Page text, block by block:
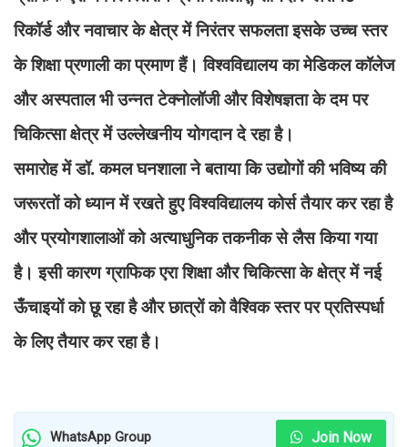
रिकॉर्ड और नवाचार के क्षेत्र में निरंतर सफलता इसके उच्च स्तर
के शिक्षा प्रणाली का प्रमाण हैं। विश्वविद्यालय का मेडिकल कॉलेज
और अस्पताल भी उन्नत टेक्नोलॉजी और विशेषज्ञता के दम पर
चिकित्सा क्षेत्र में उल्लेखनीय योगदान दे रहा है।
समारोह में डॉ. कमल घनशाला ने बताया कि उद्योगों की भविष्य की
जरूरतों को ध्यान में रखते हुए विश्वविद्यालय कोर्स तैयार कर रहा है
और प्रयोगशालाओं को अत्याधुनिक तकनीक से लैस किया गया
है। इसी कारण ग्राफिक एरा शिक्षा और चिकित्सा के क्षेत्र में नई
ऊँचाइयों को छू रहा है और छात्रों को वैश्विक स्तर पर प्रतिस्पर्धा
के लिए तैयार कर रहा है।
WhatsApp Group Join Now